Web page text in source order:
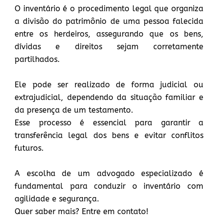
O inventário é o procedimento legal que organiza
a divisão do patrimônio de uma pessoa falecida
entre os herdeiros, assegurando que os bens,
dívidas e direitos sejam corretamente
partilhados.
Ele pode ser realizado de forma judicial ou
extrajudicial, dependendo da situação familiar e
da presença de um testamento.
Esse processo é essencial para garantir a
transferência legal dos bens e evitar conflitos
futuros.
A escolha de um advogado especializado é
fundamental para conduzir o inventário com
agilidade e segurança.
Quer saber mais? Entre em contato!